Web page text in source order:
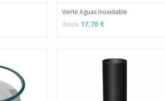
VER OPCIONES
Vierte Aguas Inoxidable
desde 17,70 €